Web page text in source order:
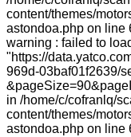
content/themes/
astondoa.php on line
warning : failed to
"https://
969d-03baf01f2639/
in /home/c/cofranlq/
content/themes/
astondoa.php on line